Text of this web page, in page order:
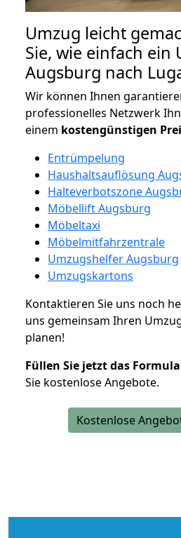
Umzug leicht
Sie, wie einfach ein
Augsburg nach
Wir können Ihnen
professionelles Netzwerk
einem kostengünstigen
Entrümpelung
Haushaltsauflösung
Halteverbotszone
Möbellift Augsburg
Möbeltaxi
Möbelmitfahrzentrale
Umzugshelfer Augsburg
Umzugskartons
Kontaktieren Sie uns noch
uns gemeinsam Ihren
planen!
Füllen Sie jetzt das
Sie kostenlose Angebote.
Kostenlose